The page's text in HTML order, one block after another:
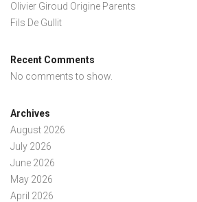
Olivier Giroud Origine Parents
Fils De Gullit
Recent Comments
No comments to show.
Archives
August 2026
July 2026
June 2026
May 2026
April 2026